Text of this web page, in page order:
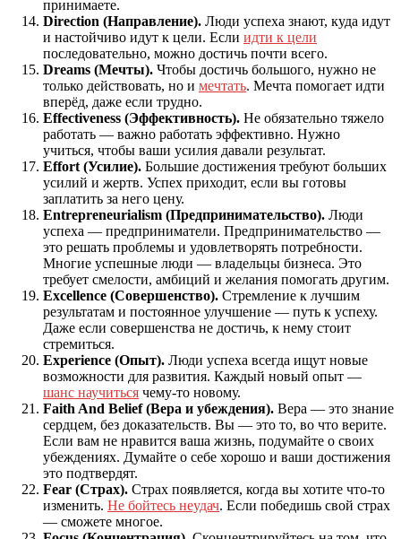
принимаете.
Direction (Направление). Люди успеха знают, куда идут
и настойчиво идут к цели. Если идти к цели
последовательно, можно достичь почти всего.
Dreams (Мечты). Чтобы достичь большого, нужно не
только действовать, но и мечтать. Мечта помогает идти
вперёд, даже если трудно.
Effectiveness (Эффективность). Не обязательно тяжело
работать — важно работать эффективно. Нужно
учиться, чтобы ваши усилия давали результат.
Effort (Усилие). Большие достижения требуют больших
усилий и жертв. Успех приходит, если вы готовы
заплатить за него цену.
Entrepreneurialism (Предпринимательство). Люди
успеха — предприниматели. Предпринимательство —
это решать проблемы и удовлетворять потребности.
Многие успешные люди — владельцы бизнеса. Это
требует смелости, амбиций и желания помогать другим.
Excellence (Совершенство). Стремление к лучшим
результатам и постоянное улучшение — путь к успеху.
Даже если совершенства не достичь, к нему стоит
стремиться.
Experience (Опыт). Люди успеха всегда ищут новые
возможности для развития. Каждый новый опыт —
шанс научиться чему-то новому.
Faith And Belief (Вера и убеждения). Вера — это знание
сердцем, без доказательств. Вы — это то, во что верите.
Если вам не нравится ваша жизнь, подумайте о своих
убеждениях. Думайте о себе хорошо и ваши достижения
это подтвердят.
Fear (Страх). Страх появляется, когда вы хотите что-то
изменить. Не бойтесь неудач. Если победишь свой страх
— сможете многое.